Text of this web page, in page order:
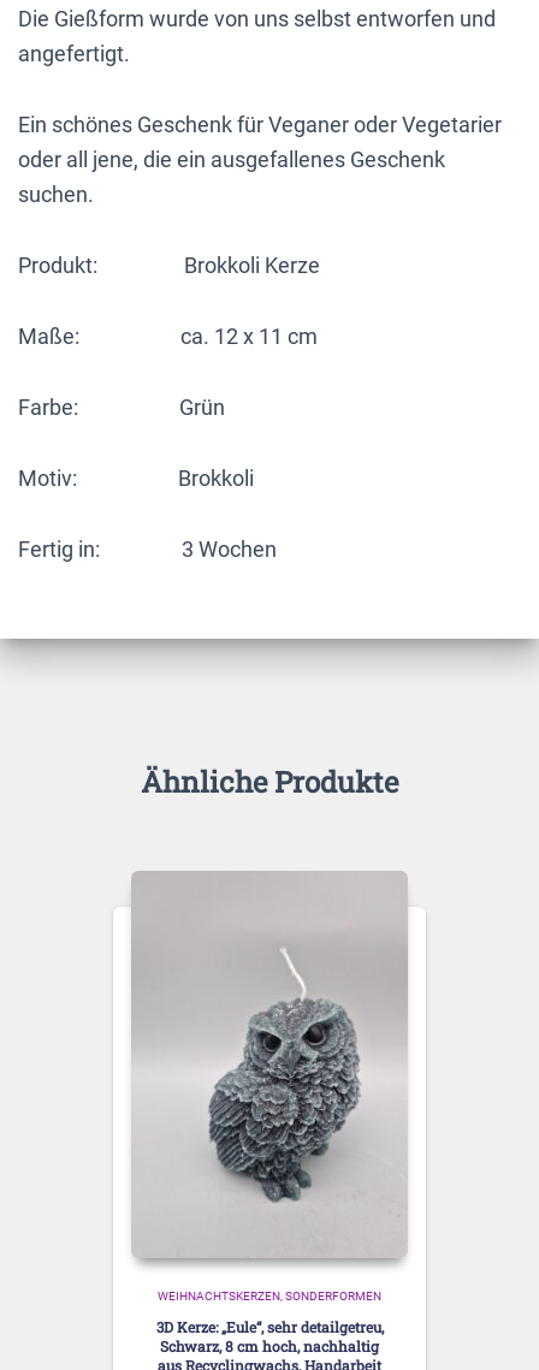
Die Gießform wurde von uns selbst entworfen und
angefertigt.
Ein schönes Geschenk für Veganer oder Vegetarier
oder all jene, die ein ausgefallenes Geschenk
suchen.
Produkt: Brokkoli Kerze
Maße: ca. 12 x 11 cm
Farbe: Grün
Motiv: Brokkoli
Fertig in: 3 Wochen
Ähnliche Produkte
WEIHNACHTSKERZEN SONDERFORMEN
3D Kerze: „Eule“, sehr detailgetreu,
Schwarz, 8 cm hoch, nachhaltig
aus Recyclingwachs, Handarbeit